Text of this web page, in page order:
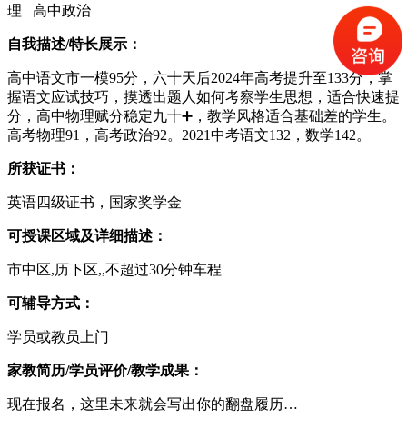
理 高中政治
自我描述/特长展示：
高中语文市一模95分，六十天后2024年高考提升至133分，掌
握语文应试技巧，摸透出题人如何考察学生思想，适合快速提
分，高中物理赋分稳定九十➕，教学风格适合基础差的学生。
高考物理91，高考政治92。2021中考语文132，数学142。
所获证书：
英语四级证书，国家奖学金
可授课区域及详细描述：
市中区,历下区,,不超过30分钟车程
可辅导方式：
学员或教员上门
家教简历/学员评价/教学成果：
现在报名，这里未来就会写出你的翻盘履历…